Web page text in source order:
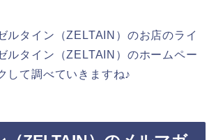
ルタイン（ZELTAIN）のお店のライ
ルタイン（ZELTAIN）のホームペー
して調べていきますね♪